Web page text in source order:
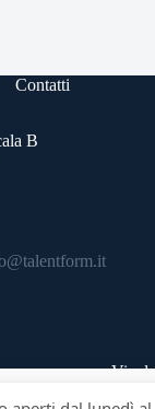
Contatti
B
Via